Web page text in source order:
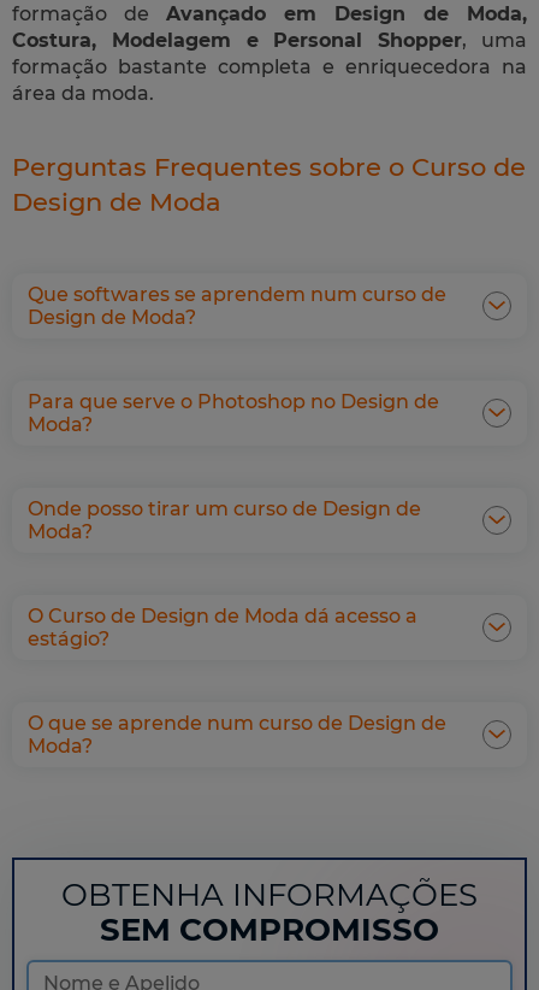
formação de Avançado em Design de Moda,
Costura, Modelagem e Personal Shopper, uma
formação bastante completa e enriquecedora na
área da moda.
Perguntas Frequentes sobre o Curso de
Design de Moda
Que softwares se aprendem num curso de
Design de Moda?
Para que serve o Photoshop no Design de
Moda?
Onde posso tirar um curso de Design de
Moda?
O Curso de Design de Moda dá acesso a
estágio?
O que se aprende num curso de Design de
Moda?
OBTENHA INFORMAÇÕES
SEM COMPROMISSO